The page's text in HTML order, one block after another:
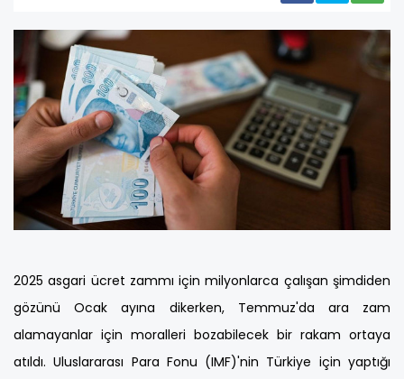
2025 asgari ücret zammı için milyonlarca çalışan şimdiden
gözünü Ocak ayına dikerken, Temmuz'da ara zam
alamayanlar için moralleri bozabilecek bir rakam ortaya
atıldı. Uluslararası Para Fonu (IMF)'nin Türkiye için yaptığı